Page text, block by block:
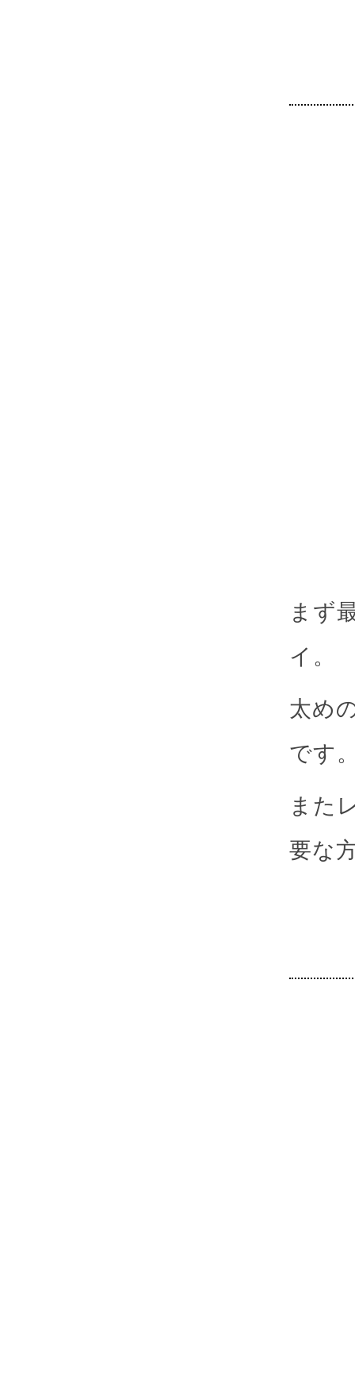
まず
イ。
太め
です
また
要な